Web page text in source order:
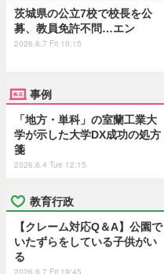
茨城県の公立7校で校長を公
募、教員免許不問…エン
2026.8.7 Fri 19:15
事例
「地方・単科」の室蘭工業大
学が示した大学DX成功の処方
箋
2026.8.4 Tue 12:15
教育行政
【クレーム対応Q＆A】公園で
いたずらをしている子供がい
る
2026.8.7 Fri 19:45